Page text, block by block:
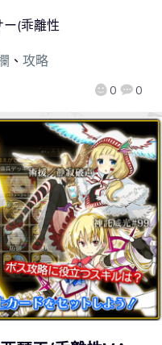
0 0
(乖離性
、 攻略